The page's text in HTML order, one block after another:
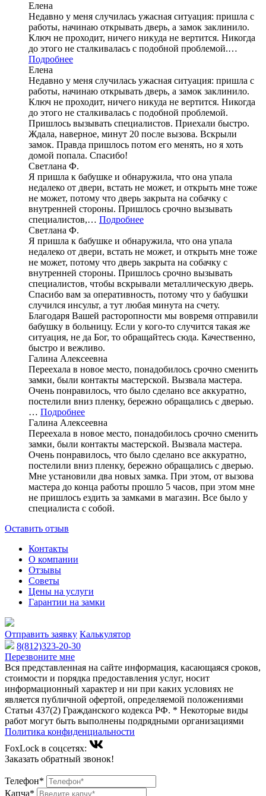
Елена
Недавно у меня случилась ужасная ситуация: пришла с
работы, начинаю открывать дверь, а замок заклинило.
Ключ не проходит, ничего никуда не вертится. Никогда
до этого не сталкивалась с подобной проблемой.…
Подробнее
Елена
Недавно у меня случилась ужасная ситуация: пришла с
работы, начинаю открывать дверь, а замок заклинило.
Ключ не проходит, ничего никуда не вертится. Никогда
до этого не сталкивалась с подобной проблемой.
Пришлось вызывать специалистов. Приехали быстро.
Ждала, наверное, минут 20 после вызова. Вскрыли
замок. Правда пришлось потом его менять, но я хоть
домой попала. Спасибо!
Светлана Ф.
Я пришла к бабушке и обнаружила, что она упала
недалеко от двери, встать не может, и открыть мне тоже
не может, потому что дверь закрыта на собачку с
внутренней стороны. Пришлось срочно вызывать
специалистов,… Подробнее
Светлана Ф.
Я пришла к бабушке и обнаружила, что она упала
недалеко от двери, встать не может, и открыть мне тоже
не может, потому что дверь закрыта на собачку с
внутренней стороны. Пришлось срочно вызывать
специалистов, чтобы вскрывали металлическую дверь.
Спасибо вам за оперативность, потому что у бабушки
случился инсульт, а тут любая минута на счету.
Благодаря Вашей расторопности мы вовремя отправили
бабушку в больницу. Если у кого-то случится такая же
ситуация, не да Бог, то обращайтесь сюда. Качественно,
быстро и вежливо.
Галина Алексеевна
Переехала в новое место, понадобилось срочно сменить
замки, были контакты мастерской. Вызвала мастера.
Очень понравилось, что было сделано все аккуратно,
постелили вниз пленку, бережно обращались с дверью.
… Подробнее
Галина Алексеевна
Переехала в новое место, понадобилось срочно сменить
замки, были контакты мастерской. Вызвала мастера.
Очень понравилось, что было сделано все аккуратно,
постелили вниз пленку, бережно обращались с дверью.
Мне установили два новых замка. При этом, от вызова
мастера до конца работы прошло 5 часов, при этом мне
не пришлось ездить за замками в магазин. Все было у
специалиста с собой.
Оставить отзыв
Контакты
О компании
Отзывы
Советы
Цены на услуги
Гарантии на замки
Отправить заявку Калькулятор
8(812)323-20-30
Перезвоните мне
Вся представленная на сайте информация, касающаяся сроков,
стоимости и порядка предоставления услуг, носит
информационный характер и ни при каких условиях не
является публичной офертой, определяемой положениями
Статьи 437(2) Гражданского кодекса РФ. * Некоторые виды
работ могут быть выполнены подрядными организациями
Политика конфиденциальности
FoxLock в соцсетях:
Заказать обратный звонок!
Телефон*
Капча*